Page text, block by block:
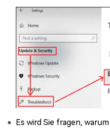
Es wird Sie fragen,